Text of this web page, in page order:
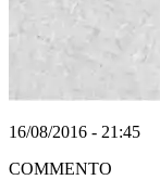
16/08/2016 - 21:45
COMMENTO